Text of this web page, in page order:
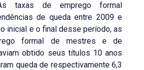
taxas de emprego formal
de queda entre 2009 e
inicial e o final desse período, as
formal de mestres e de
obtido seus títulos 10 anos
queda de respectivamente 6,3